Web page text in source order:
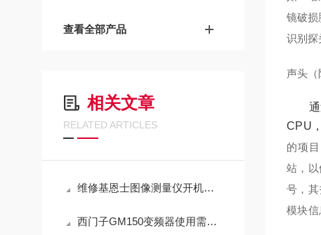
查看全部产品
相关文章
RELATED ARTICLES
维修基恩士图像测量仪开机报警X平台过载（常年修此故障）
西门子GM150变频器使用需要注意哪些事项？
镜破
识别探
声头（
CPU
的项
站，
号，
模块